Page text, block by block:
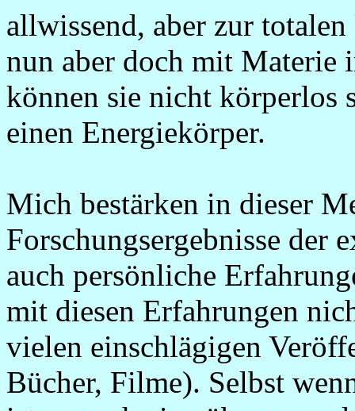
allwissend, aber zur
nun aber doch mit Materie
können sie nicht körperlos
einen Energiekörper.
Mich bestärken in dieser
Forschungsergebnisse der
auch persönliche
mit diesen Erfahrungen
vielen einschlägigen
Bücher, Filme). Selbst